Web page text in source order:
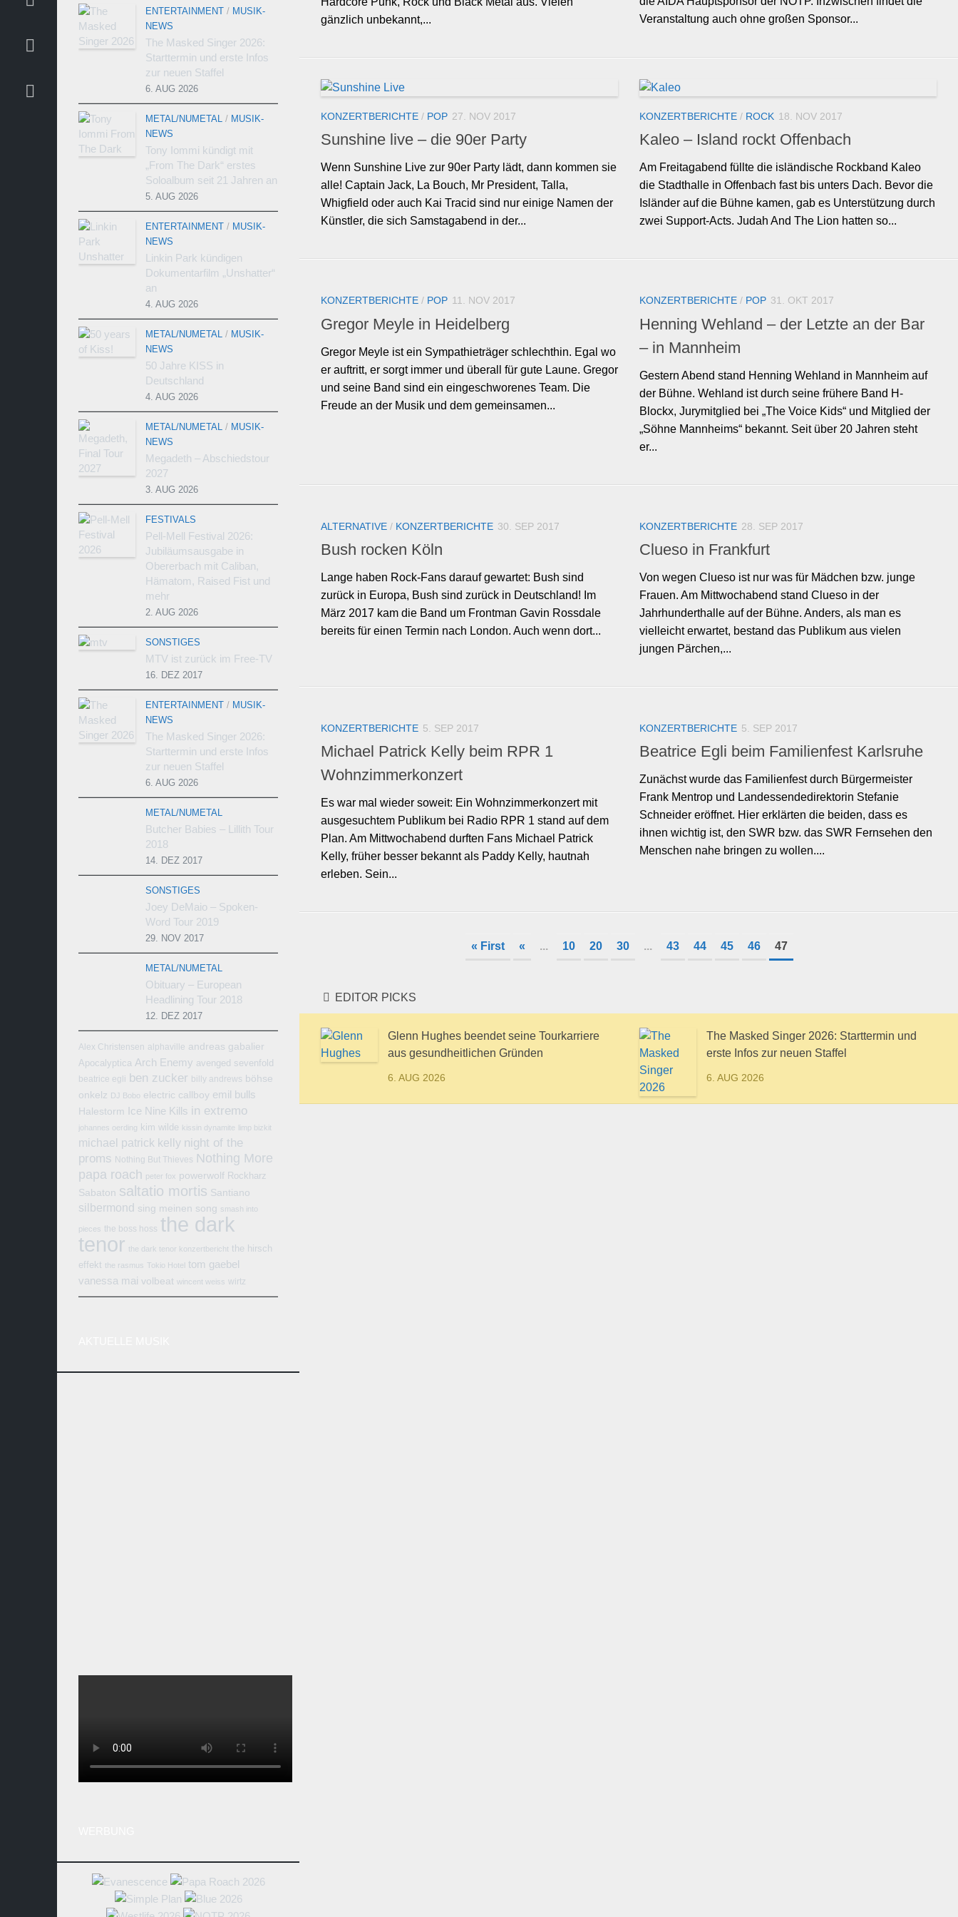
gänzlich unbekannt,...
Veranstaltung auch ohne großen Sponsor...
KONZERTBERICHTE / POP 27. NOV 2017
Sunshine live – die 90er Party
Wenn Sunshine Live zur 90er Party lädt, dann kommen sie
alle! Captain Jack, La Bouch, Mr President, Talla,
Whigfield oder auch Kai Tracid sind nur einige Namen der
Künstler, die sich Samstagabend in der...
KONZERTBERICHTE / ROCK 18. NOV 2017
Kaleo – Island rockt Offenbach
Am Freitagabend füllte die isländische Rockband Kaleo
die Stadthalle in Offenbach fast bis unters Dach. Bevor die
Isländer auf die Bühne kamen, gab es Unterstützung durch
zwei Support-Acts. Judah And The Lion hatten so...
KONZERTBERICHTE / POP 11. NOV 2017
Gregor Meyle in Heidelberg
Gregor Meyle ist ein Sympathieträger schlechthin. Egal wo
er auftritt, er sorgt immer und überall für gute Laune. Gregor
und seine Band sind ein eingeschworenes Team. Die
Freude an der Musik und dem gemeinsamen...
KONZERTBERICHTE / POP 31. OKT 2017
Henning Wehland – der Letzte an der Bar
– in Mannheim
Gestern Abend stand Henning Wehland in Mannheim auf
der Bühne. Wehland ist durch seine frühere Band H-
Blockx, Jurymitglied bei „The Voice Kids“ und Mitglied der
„Söhne Mannheims“ bekannt. Seit über 20 Jahren steht
er...
ALTERNATIVE / KONZERTBERICHTE 30. SEP 2017
Bush rocken Köln
Lange haben Rock-Fans darauf gewartet: Bush sind
zurück in Europa, Bush sind zurück in Deutschland! Im
März 2017 kam die Band um Frontman Gavin Rossdale
bereits für einen Termin nach London. Auch wenn dort...
KONZERTBERICHTE 28. SEP 2017
Clueso in Frankfurt
Von wegen Clueso ist nur was für Mädchen bzw. junge
Frauen. Am Mittwochabend stand Clueso in der
Jahrhunderthalle auf der Bühne. Anders, als man es
vielleicht erwartet, bestand das Publikum aus vielen
jungen Pärchen,...
KONZERTBERICHTE 5. SEP 2017
Michael Patrick Kelly beim RPR 1
Wohnzimmerkonzert
Es war mal wieder soweit: Ein Wohnzimmerkonzert mit
ausgesuchtem Publikum bei Radio RPR 1 stand auf dem
Plan. Am Mittwochabend durften Fans Michael Patrick
Kelly, früher besser bekannt als Paddy Kelly, hautnah
erleben. Sein...
KONZERTBERICHTE 5. SEP 2017
Beatrice Egli beim Familienfest Karlsruhe
Zunächst wurde das Familienfest durch Bürgermeister
Frank Mentrop und Landessendedirektorin Stefanie
Schneider eröffnet. Hier erklärten die beiden, dass es
ihnen wichtig ist, den SWR bzw. das SWR Fernsehen den
Menschen nahe bringen zu wollen....
« First « ... 10 20 30 ... 43 44 45 46 47
EDITOR PICKS
Glenn Hughes beendet seine Tourkarriere
aus gesundheitlichen Gründen
6. AUG 2026
The Masked Singer 2026: Starttermin und
erste Infos zur neuen Staffel
6. AUG 2026
ENTERTAINMENT / MUSIK-
NEWS
The Masked Singer 2026:
Starttermin und erste Infos
zur neuen Staffel
6. AUG 2026
METAL/NUMETAL / MUSIK-
NEWS
Tony Iommi kündigt mit
„From The Dark“ erstes
Soloalbum seit 21 Jahren an
5. AUG 2026
ENTERTAINMENT / MUSIK-
NEWS
Linkin Park kündigen
Dokumentarfilm „Unshatter“
an
4. AUG 2026
METAL/NUMETAL / MUSIK-
NEWS
50 Jahre KISS in
Deutschland
4. AUG 2026
METAL/NUMETAL / MUSIK-
NEWS
Megadeth – Abschiedstour
2027
3. AUG 2026
FESTIVALS
Pell-Mell Festival 2026:
Jubiläumsausgabe in
Obererbach mit Caliban,
Hämatom, Raised Fist und
mehr
2. AUG 2026
SONSTIGES
MTV ist zurück im Free-TV
16. DEZ 2017
ENTERTAINMENT / MUSIK-
NEWS
The Masked Singer 2026:
Starttermin und erste Infos
zur neuen Staffel
6. AUG 2026
METAL/NUMETAL
Butcher Babies – Lillith Tour
2018
14. DEZ 2017
SONSTIGES
Joey DeMaio – Spoken-
Word Tour 2019
29. NOV 2017
METAL/NUMETAL
Obituary – European
Headlining Tour 2018
12. DEZ 2017
Alex Christensen alphaville andreas gabalier
Apocalyptica Arch Enemy avenged sevenfold
beatrice egli ben zucker billy andrews böhse
onkelz DJ Bobo electric callboy emil bulls
Halestorm Ice Nine Kills in extremo
johannes oerding kim wilde kissin dynamite limp bizkit
michael patrick kelly night of the
proms Nothing But Thieves Nothing More
papa roach peter fox powerwolf Rockharz
Sabaton saltatio mortis Santiano
silbermond sing meinen song smash into
pieces the boss hoss the dark
tenor the dark tenor konzertbericht the hirsch
effekt the rasmus Tokio Hotel tom gaebel
vanessa mai volbeat wincent weiss wirtz